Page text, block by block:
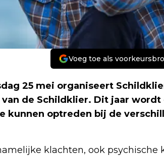
Voeg toe als
25 mei organiseert
de Schildklier. Dit jaar wordt
kunnen optreden bij de
klachten, ook psychische